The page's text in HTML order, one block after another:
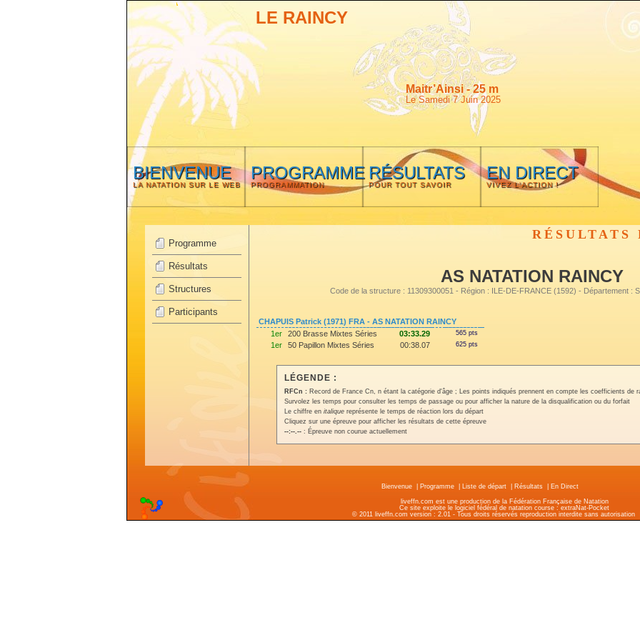
LE RAINCY
Maitr’Ainsi - 25 m
Le Samedi 7 Juin 2025
BIENVENUE
LA NATATION SUR LE WEB
PROGRAMME
PROGRAMMATION
RÉSULTATS
POUR TOUT SAVOIR
EN DIRECT
VIVEZ L'ACTION !
Programme
Résultats
Structures
Participants
RÉSULTATS
AS NATATION RAINCY
Code de la structure : 11309300051 - Région : ILE-DE-FRANCE (1592) - Département :
CHAPUIS Patrick (1971) FRA - AS NATATION RAINCY
1er
200 Brasse Mixtes Séries 03:33.29 565 pts
1er 50 Papillon Mixtes Séries 00:38.07 625 pts
LÉGENDE :
RFCn : Record de France Cn, n étant la catégorie d'âge ; Les points indiqués prennent en compte les coefficients de
Survolez les temps pour consulter les temps de passage ou pour afficher la nature de la disqualification ou du forfait
Le chiffre en italiquereprésente le temps de réaction lors du départ
Cliquez sur une épreuve pour afficher les résultats de cette épreuve
--:--.--: Épreuve non courue actuellement
Bienvenue Programme Liste de départ Résultats En Direct
liveffn.com est une production de la Fédération Française de Natation
Ce site exploite le logiciel fédéral de natation course : extraNat-Pocket
© 2011 liveffn.com version : 2.01 - Tous droits réservés reproduction interdite sans autorisation